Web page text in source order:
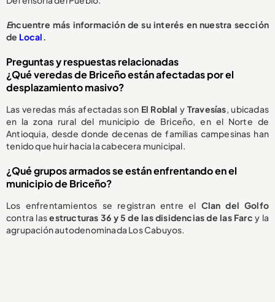
Encuentre más información de su interés en nuestra sección
de Local
Preguntas y respuestas relacionadas
¿Qué veredas de Briceño están afectadas por el
desplazamiento masivo?
Las veredas más afectadas son El Roblal y Travesías , ubicadas
en la zona rural del municipio de Briceño, en el Norte de
Antioquia, desde donde decenas de familias campesinas han
tenido que huir hacia la cabecera municipal.
¿Qué grupos armados se están enfrentando en el
municipio de Briceño?
Los enfrentamientos se registran entre el Clan del Golfo
contra lasestructuras 36 y 5 de las disidencias de las Farc y la
agrupación autodenominada Los Cabuyos.